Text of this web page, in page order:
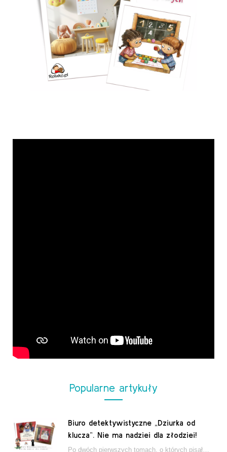
Popularne artykuły
Biuro detektywistyczne „Dziurka od
klucza”. Nie ma nadziei dla złodziei!